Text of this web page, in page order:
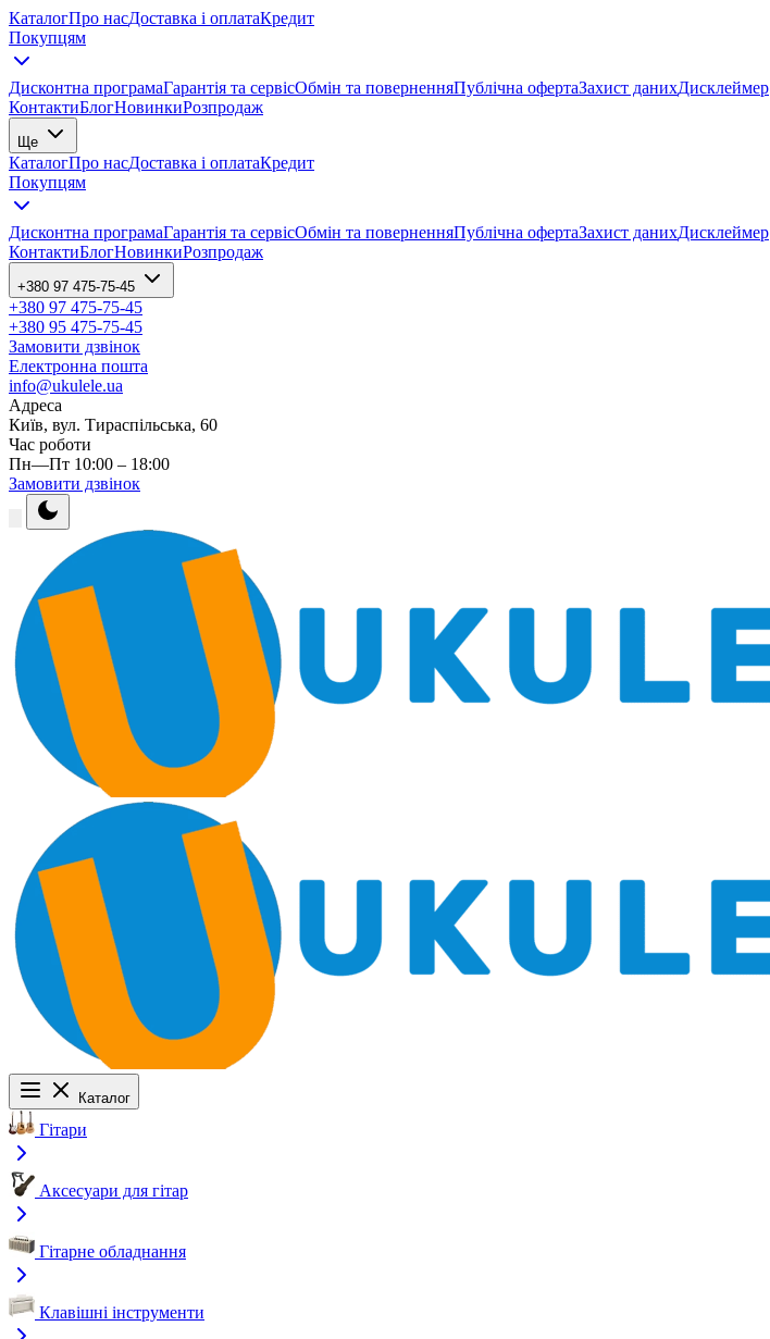
КаталогПро насДоставка і оплатаКредит
Покупцям
Дисконтна програмаГарантія та сервісОбмін та поверненняПублічна офертаЗахист данихДисклеймер
КонтактиБлогНовинкиРозпродаж
Ще
КаталогПро насДоставка і оплатаКредит
Покупцям
Дисконтна програмаГарантія та сервісОбмін та поверненняПублічна офертаЗахист данихДисклеймер
КонтактиБлогНовинкиРозпродаж
+380 97 475-75-45
+380 97 475-75-45
+380 95 475-75-45
Замовити дзвінок
Електронна пошта
info@ukulele.ua
Адреса
Київ, вул. Тираспільська, 60
Час роботи
Пн—Пт 10:00 – 18:00
Замовити дзвінок
Каталог
Гітари
Аксесуари для гітар
Гітарне обладнання
Клавішні інструменти